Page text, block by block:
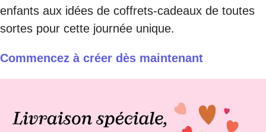
enfants aux idées de coffrets-cadeaux de toutes
sortes pour cette journée unique.
Commencez à créer dès maintenant